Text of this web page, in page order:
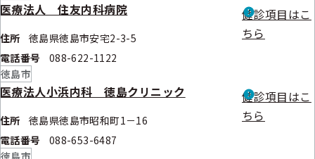
医療法人 住友内科病院
住所
徳島県徳島市安宅2-3-5
電話番号
088-622-1122
健診項目はこ
ちら
徳島市
医療法人小浜内科 徳島クリニック
住所
徳島県徳島市昭和町1－16
電話番号
088-653-6487
健診項目はこ
ちら
徳島市